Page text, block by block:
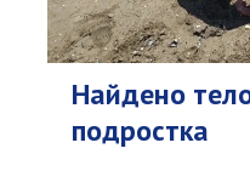
Найдено
подростка